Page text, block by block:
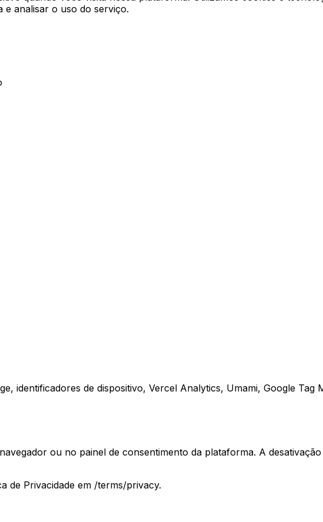
analisar o uso do serviço.
identificadores de dispositivo, Vercel Analytics, Umami, Google Tag
ou no painel de consentimento da plataforma. A
de Privacidade em /terms/privacy.